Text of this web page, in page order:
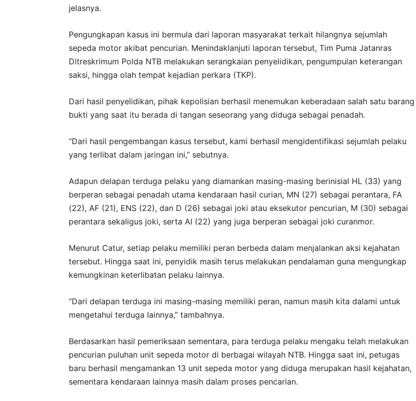
jelasnya.
Pengungkapan kasus ini bermula dari laporan masyarakat terkait hilangnya sejumlah
sepeda motor akibat pencurian. Menindaklanjuti laporan tersebut, Tim Puma Jatanras
Ditreskrimum Polda NTB melakukan serangkaian penyelidikan, pengumpulan keterangan
saksi, hingga olah tempat kejadian perkara (TKP).
Dari hasil penyelidikan, pihak kepolisian berhasil menemukan keberadaan salah satu barang
bukti yang saat itu berada di tangan seseorang yang diduga sebagai penadah.
“Dari hasil pengembangan kasus tersebut, kami berhasil mengidentifikasi sejumlah pelaku
yang terlibat dalam jaringan ini,” sebutnya.
Adapun delapan terduga pelaku yang diamankan masing-masing berinisial HL (33) yang
berperan sebagai penadah utama kendaraan hasil curian, MN (27) sebagai perantara, FA
(22), AF (21), ENS (22), dan D (26) sebagai joki atau eksekutor pencurian, M (30) sebagai
perantara sekaligus joki, serta AI (22) yang juga berperan sebagai joki curanmor.
Menurut Catur, setiap pelaku memiliki peran berbeda dalam menjalankan aksi kejahatan
tersebut. Hingga saat ini, penyidik masih terus melakukan pendalaman guna mengungkap
kemungkinan keterlibatan pelaku lainnya.
“Dari delapan terduga ini masing-masing memiliki peran, namun masih kita dalami untuk
mengetahui terduga lainnya,” tambahnya.
Berdasarkan hasil pemeriksaan sementara, para terduga pelaku mengaku telah melakukan
pencurian puluhan unit sepeda motor di berbagai wilayah NTB. Hingga saat ini, petugas
baru berhasil mengamankan 13 unit sepeda motor yang diduga merupakan hasil kejahatan,
sementara kendaraan lainnya masih dalam proses pencarian.